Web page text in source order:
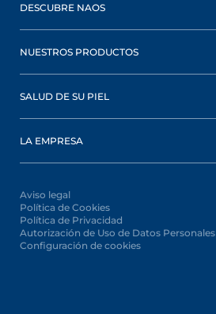
DESCUBRE NAOS
NUESTROS PRODUCTOS
SALUD DE SU PIEL
LA EMPRESA
Aviso legal
Política de Cookies
Política de Privacidad
Autorización de Uso de Datos Personales
Configuración de cookies